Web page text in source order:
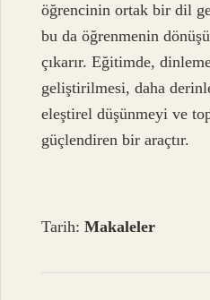
öğrencinin ortak bir dil
bu da öğrenmenin
çıkarır. Eğitimde,
geliştirilmesi, daha
eleştirel düşünmeyi ve
güçlendiren bir araçtır.
Tarih:Makaleler